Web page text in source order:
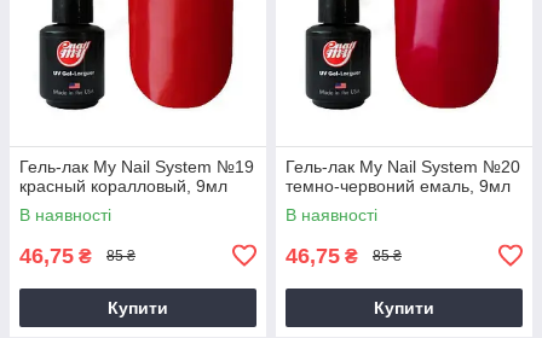
Гель-лак My Nail System №19
красный коралловый, 9мл
В наявності
46,75 ₴ 85 ₴
Купити
Гель-лак My Nail System №20
темно-червоний емаль, 9мл
В наявності
46,75 ₴ 85 ₴
Купити